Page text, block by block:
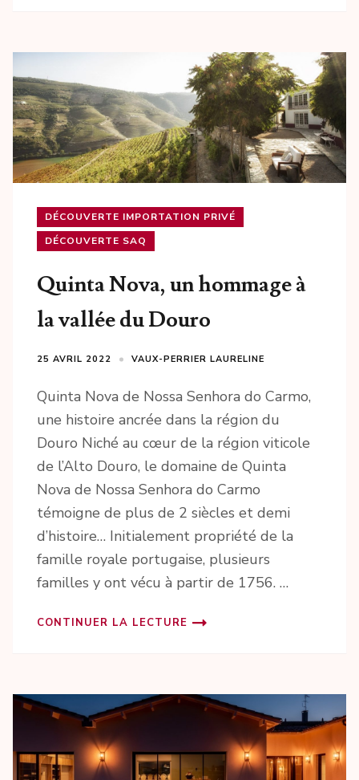
DÉCOUVERTE IMPORTATION PRIVÉ
DÉCOUVERTE SAQ
Quinta Nova, un hommage à
la vallée du Douro
25 AVRIL 2022 VAUX-PERRIER LAURELINE
Quinta Nova de Nossa Senhora do Carmo,
une histoire ancrée dans la région du
Douro Niché au cœur de la région viticole
de l’Alto Douro, le domaine de Quinta
Nova de Nossa Senhora do Carmo
témoigne de plus de 2 siècles et demi
d’histoire… Initialement propriété de la
famille royale portugaise, plusieurs
familles y ont vécu à partir de 1756. …
CONTINUER LA LECTURE